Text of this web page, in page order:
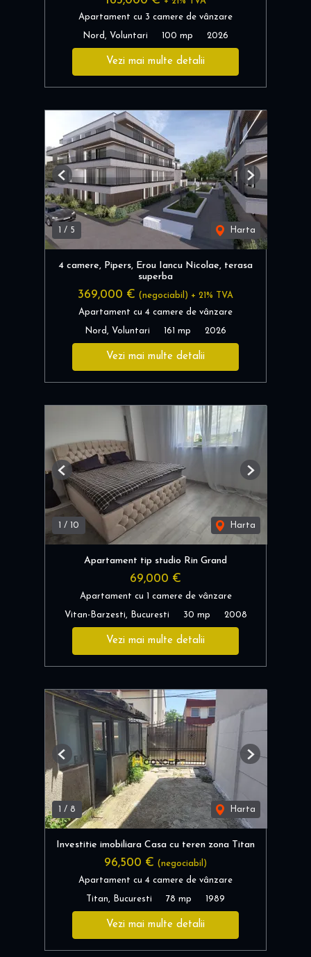
Apartament cu 3 camere de vânzare
Nord, Voluntari 100 mp 2026
Vezi mai multe detalii
/ 5 Harta
Previous Next
4 camere, Pipers, Erou Iancu Nicolae, terasa
superba
369,000 € (negociabil) + 21% TVA
Apartament cu 4 camere de vânzare
Nord, Voluntari 161 mp 2026
Vezi mai multe detalii
/ 10 Harta
Previous Next
Apartament tip studio Rin Grand
69,000 €
Apartament cu 1 camere de vânzare
Vitan-Barzesti, Bucuresti 30 mp 2008
Vezi mai multe detalii
1 / 8 Harta
Previous Next
Investitie imobiliara Casa cu teren zona Titan
96,500 € (negociabil)
Apartament cu 4 camere de vânzare
Titan, Bucuresti 78 mp 1989
Vezi mai multe detalii